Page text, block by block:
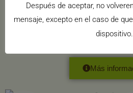
¿Quiere conocer la filosofía de
tiene comprar los productos
Más
Después de aceptar, no
mensaje, excepto en el caso de
dispositivo.